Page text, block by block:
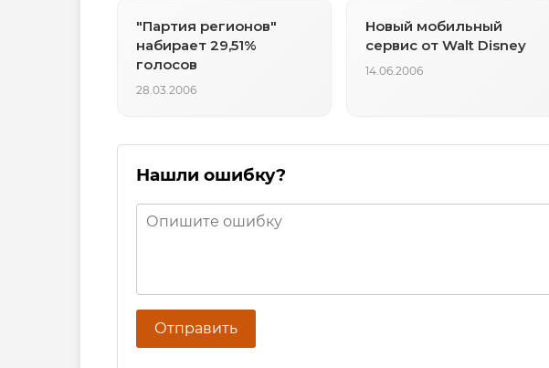
"Партия регионов"
набирает 29,51%
голосов
28.03.2006
Новый мобильный
сервис от Walt Disney
14.06.2006
Нашли ошибку?
Отправить